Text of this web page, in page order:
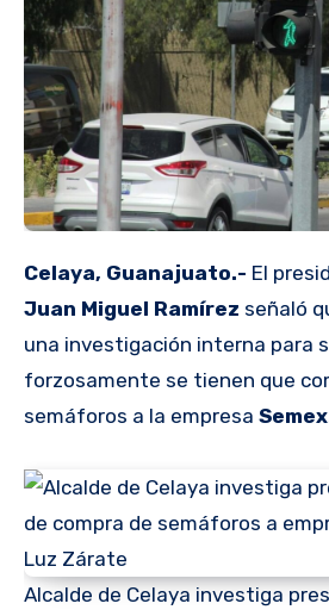
Celaya, Guanajuato.- El
Juan Miguel Ramírez señaló
una investigación interna para
forzosamente se tienen que
semáforos a la empresa Semex
Alcalde de Celaya investiga